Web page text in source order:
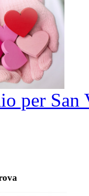
per